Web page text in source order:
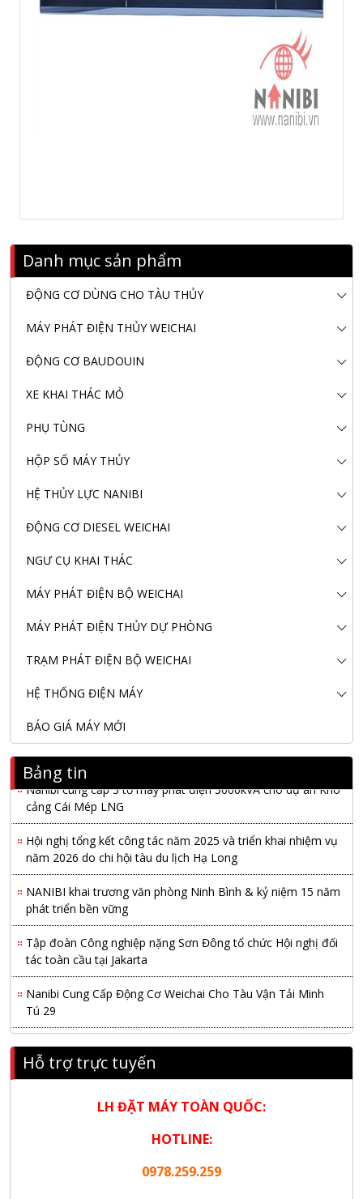
Danh mục sản phẩm
ĐỘNG CƠ DÙNG CHO TÀU THỦY
MÁY PHÁT ĐIỆN THỦY WEICHAI
ĐỘNG CƠ BAUDOUIN
XE KHAI THÁC MỎ
PHỤ TÙNG
HỘP SỐ MÁY THỦY
HỆ THỦY LỰC NANIBI
ĐỘNG CƠ DIESEL WEICHAI
NGƯ CỤ KHAI THÁC
MÁY PHÁT ĐIỆN BỘ WEICHAI
MÁY PHÁT ĐIỆN THỦY DỰ PHÒNG
TRẠM PHÁT ĐIỆN BỘ WEICHAI
HỆ THỐNG ĐIỆN MÁY
BÁO GIÁ MÁY MỚI
Bảng tin
Nanibi Cung Cấp Động Cơ Weichai Cho Tàu Vận Tải Minh
THÀNH CÔNG
THƯ CHÚC MỪNG NĂM MỚI 2026
NANIBI VIỆT NAM YEAR END PARTY 2025 – ĐỒNG HÀNH
CÙNG PHÁT TRIỂN
Nanibi cung cấp 3 tổ máy phát điện 3000kVA cho dự án Kho
cảng Cái Mép LNG
Hội nghị tổng kết công tác năm 2025 và triển khai nhiệm vụ
năm 2026 do chi hội tàu du lịch Hạ Long
NANIBI khai trương văn phòng Ninh Bình & kỷ niệm 15 năm
phát triển bền vững
Tập đoàn Công nghiệp nặng Sơn Đông tổ chức Hội nghị đối
tác toàn cầu tại Jakarta
Nanibi Cung Cấp Động Cơ Weichai Cho Tàu Vận Tải Minh
Tú 29
KHAI XUÂN 2026 – KHỞI ĐẦU MAY MẮN, VỮNG BƯỚC
THÀNH CÔNG
Nanibi cung cấp 3 tổ máy phát điện 3000kVA cho dự án Kho
Hỗ trợ trực tuyến
LH ĐẶT MÁY TOÀN QUỐC:
HOTLINE:
0978.259.259